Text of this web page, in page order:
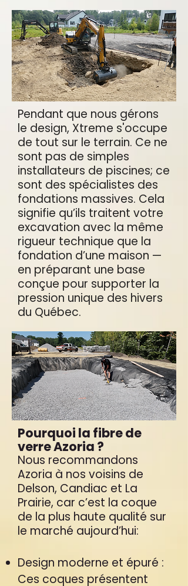
Pendant que nous gérons
le design, Xtreme s'occupe
de tout sur le terrain. Ce ne
sont pas de simples
installateurs de piscines; ce
sont des spécialistes des
fondations massives. Cela
signifie qu’ils traitent votre
excavation avec la même
rigueur technique que la
fondation d’une maison —
en préparant une base
conçue pour supporter la
pression unique des hivers
du Québec.
Pourquoi la fibre de
verre Azoria ?
Nous recommandons
Azoria à nos voisins de
Delson, Candiac et La
Prairie, car c’est la coque
de la plus haute qualité sur
le marché aujourd’hui:
Design moderne et épuré :
Ces coques présentent